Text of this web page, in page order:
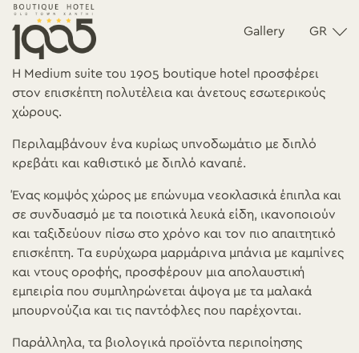
Gallery GR
Η Medium suite του 1905 boutique hotel προσφέρει
στον επισκέπτη πολυτέλεια και άνετους εσωτερικούς
χώρους.
Περιλαμβάνουν ένα κυρίως υπνοδωμάτιο με διπλό
κρεβάτι και καθιστικό με διπλό καναπέ.
Ένας κομψός χώρος με επώνυμα νεοκλασικά έπιπλα και
σε συνδυασμό με τα ποιοτικά λευκά είδη, ικανοποιούν
και ταξιδεύουν πίσω στο χρόνο και τον πιο απαιτητικό
επισκέπτη. Τα ευρύχωρα μαρμάρινα μπάνια με καμπίνες
και ντους οροφής, προσφέρουν μια απολαυστική
εμπειρία που συμπληρώνεται άψογα με τα μαλακά
μπουρνούζια και τις παντόφλες που παρέχονται.
Παράλληλα, τα βιολογικά προϊόντα περιποίησης